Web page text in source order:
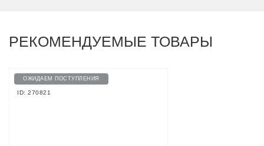
РЕКОМЕНДУЕМЫЕ ТОВАРЫ
ОЖИДАЕМ ПОСТУПЛЕНИЯ
ID: 270821